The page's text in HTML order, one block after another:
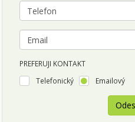
PREFERUJI KONTAKT
Telefonický
Emailový